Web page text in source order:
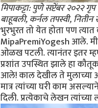
मिपाकट्टा: पुणे सप्टेंबर २०२२
बाहूबली, कर्नल तपस्वी,
भुरभुरत तो येत होता पण
MipaPremiYogesh आले. मी
ओळख पटली. त्यानंतर इतर
प्रशांत उपस्थित झाले हा
आले! काल देखील ते मुलाच्या
मात्र त्यांच्या घरी काम
दिली. प्रत्येकाचे लेखन